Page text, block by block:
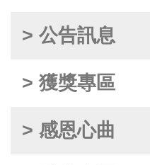
> 公告訊息
> 獲獎專區
> 感恩心曲